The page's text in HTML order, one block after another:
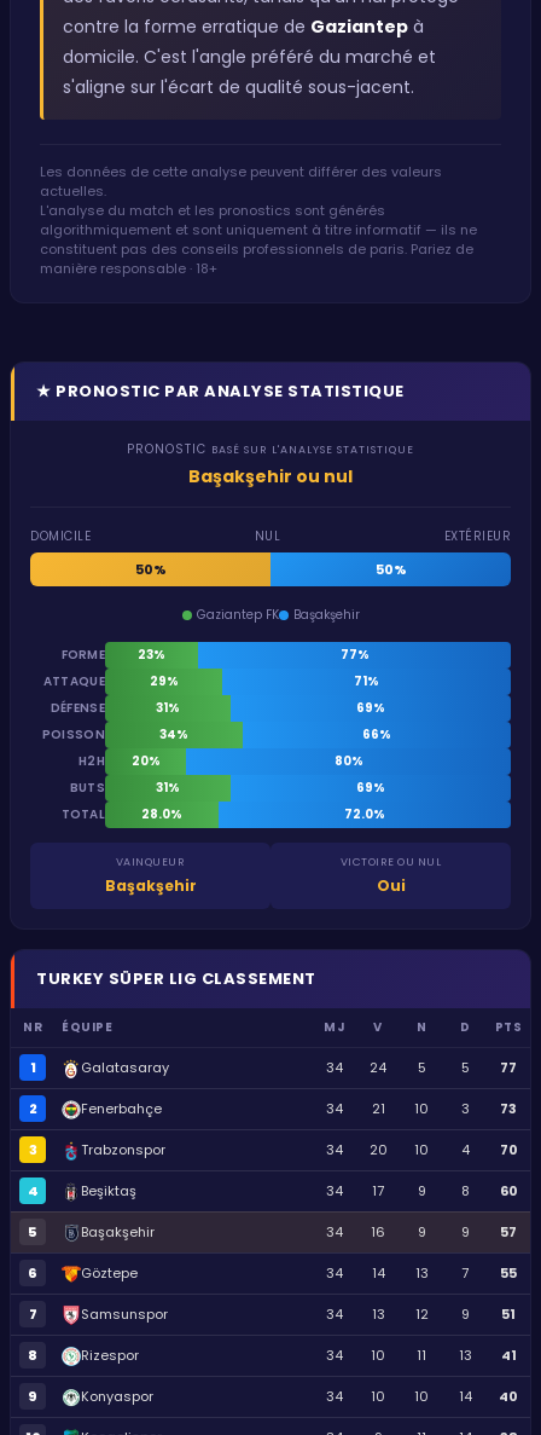
contre la forme erratique de Gaziantep à
domicile. C'est l'angle préféré du marché et
s'aligne sur l'écart de qualité sous-jacent.
Les données de cette analyse peuvent différer des valeurs
actuelles.
L'analyse du match et les pronostics sont générés
algorithmiquement et sont uniquement à titre informatif — ils ne
constituent pas des conseils professionnels de paris. Pariez de
manière responsable · 18+
★ PRONOSTIC PAR ANALYSE STATISTIQUE
PRONOSTIC BASÉ SUR L'ANALYSE STATISTIQUE
Başakşehir ou nul
DOMICILE NUL EXTÉRIEUR
50% 50%
Gaziantep FK Başakşehir
FORME 23%
77%
ATTAQUE
29%
71%
DÉFENSE
31%
69%
POISSON
34%
66%
H2H
20%
80%
BUTS
31%
69%
TOTAL
28.0% 72.0%
VAINQUEUR
Başakşehir
VICTOIRE OU NUL
Oui
TURKEY SÜPER LIG CLASSEMENT
NR ÉQUIPE MJ V N D PTS
1 Galatasaray 34 24 5 5 77
2 Fenerbahçe 34 21 10 3 73
3 Trabzonspor 34 20 10 4 70
4 Beşiktaş 34 17 9 8 60
5 Başakşehir 34 16 9 9 57
6 Göztepe 34 14 13 7 55
7 Samsunspor 34 13 12 9 51
8 Rizespor 34 10 11 13 41
9 Konyaspor 34 10 10 14 40